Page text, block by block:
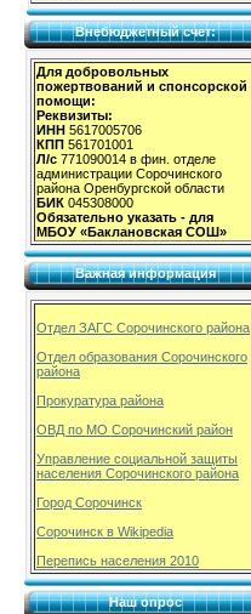
Внебюджетный счет:
Для добровольных
пожертвований и спонсорской
помощи:
Реквизиты:
ИНН 5617005706
КПП 561701001
Л/с 771090014 в фин. отделе
администрации Сорочинского
района Оренбургской области
БИК 045308000
Обязательно указать - для
МБОУ «Баклановская СОШ»
Важная информация
Отдел ЗАГС Сорочинского района
Отдел образования Сорочинского
района
Прокуратура района
ОВД по МО Сорочинский район
Управление социальной защиты
населения Сорочинского района
Город Сорочинск
Сорочинск в Wikipedia
Перепись населения 2010
Наш опрос